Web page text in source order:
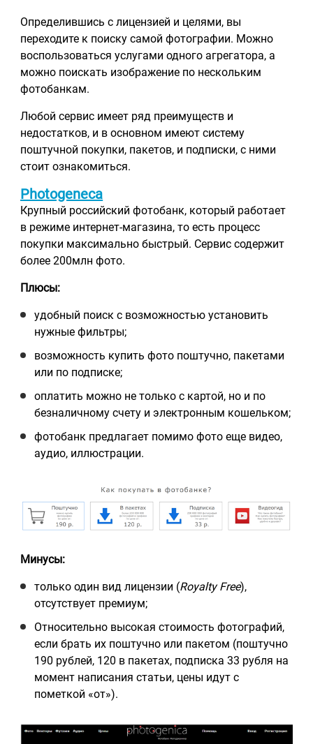
Определившись с лицензией и целями, вы
переходите к поиску самой фотографии. Можно
воспользоваться услугами одного агрегатора, а
можно поискать изображение по нескольким
фотобанкам.
Любой сервис имеет ряд преимуществ и
недостатков, и в основном имеют систему
поштучной покупки, пакетов, и подписки, с ними
стоит ознакомиться.
Photogeneca
Крупный российский фотобанк, который работает
в режиме интернет-магазина, то есть процесс
покупки максимально быстрый. Сервис содержит
более 200млн фото.
Плюсы:
удобный поиск с возможностью установить
нужные фильтры;
возможность купить фото поштучно, пакетами
или по подписке;
оплатить можно не только с картой, но и по
безналичному счету и электронным кошельком;
фотобанк предлагает помимо фото еще видео,
аудио, иллюстрации.
Минусы:
только один вид лицензии (Royalty Free),
отсутствует премиум;
Относительно высокая стоимость фотографий,
если брать их поштучно или пакетом (поштучно
190 рублей, 120 в пакетах, подписка 33 рубля на
момент написания статьи, цены идут с
пометкой «от»).